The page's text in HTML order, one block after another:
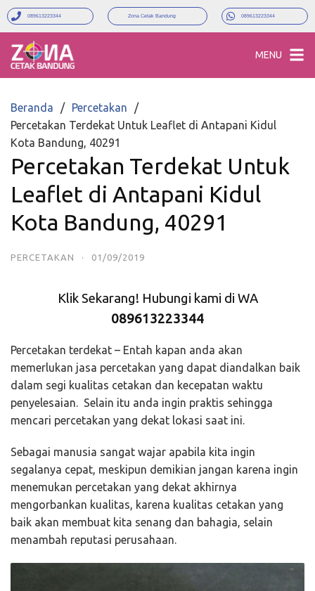
089613223344 Zona Cetak Bandung 089613223344
MENU
Beranda
Percetakan
Percetakan Terdekat Untuk Leaflet di Antapani Kidul
Kota Bandung, 40291
Percetakan Terdekat Untuk
Leaflet di Antapani Kidul
Kota Bandung, 40291
PERCETAKAN · 01/09/2019
Klik Sekarang! Hubungi kami di WA
089613223344
Percetakan terdekat – Entah kapan anda akan
memerlukan jasa percetakan yang dapat diandalkan baik
dalam segi kualitas cetakan dan kecepatan waktu
penyelesaian. Selain itu anda ingin praktis sehingga
mencari percetakan yang dekat lokasi saat ini.
Sebagai manusia sangat wajar apabila kita ingin
segalanya cepat, meskipun demikian jangan karena ingin
menemukan percetakan yang dekat akhirnya
mengorbankan kualitas, karena kualitas cetakan yang
baik akan membuat kita senang dan bahagia, selain
menambah reputasi perusahaan.